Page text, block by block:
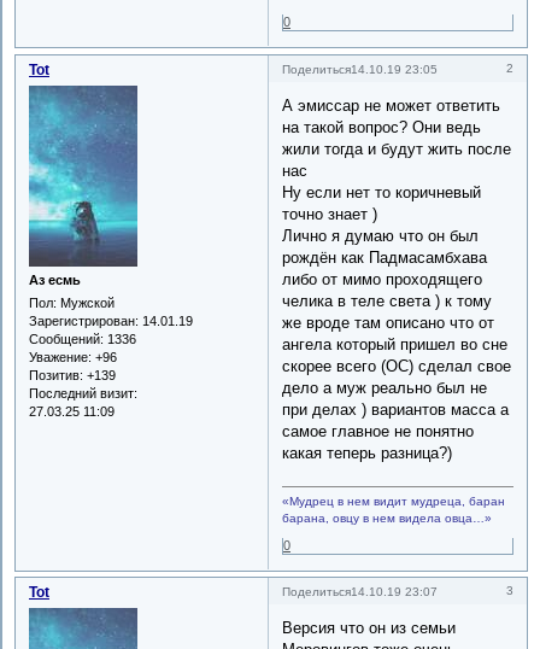
0
Поделиться 2
14.10.19 23:05
Tot
Аз есмь
Пол: Мужской
Зарегистрирован: 14.01.19
Сообщений: 1336
Уважение: +96
Позитив: +139
Последний визит:
27.03.25 11:09
А эмиссар не может ответить
на такой вопрос? Они ведь
жили тогда и будут жить после
нас
Ну если нет то коричневый
точно знает )
Лично я думаю что он был
рождён как Падмасамбхава
либо от мимо проходящего
челика в теле света ) к тому
же вроде там описано что от
ангела который пришел во сне
скорее всего (ОС) сделал свое
дело а муж реально был не
при делах ) вариантов масса а
самое главное не понятно
какая теперь разница?)
«Мудрец в нем видит мудреца, баран
барана, овцу в нем видела овца…»
0
Поделиться 3
14.10.19 23:07
Tot
Версия что он из семьи